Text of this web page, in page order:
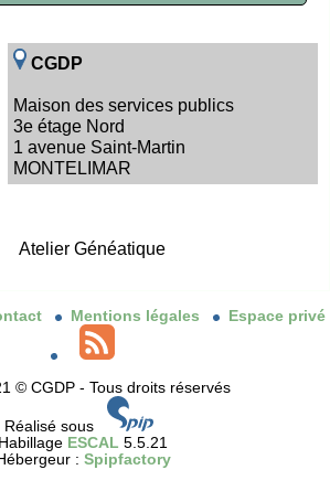
CGDP
Maison des services publics
3e étage Nord
1 avenue Saint-Martin
MONTELIMAR
Atelier Généatique
Mentions légales Espace privé
© CGDP - Tous droits réservés
Réalisé sous
Habillage ESCAL 5.5.21
: Spipfactory